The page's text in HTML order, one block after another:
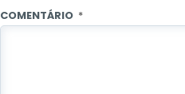
COMENTÁRIO *